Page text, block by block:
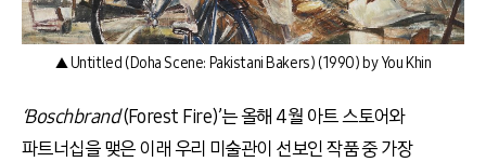
▲ Untitled (Doha Scene: Pakistani Bakers) (1990) by You Khin
‘Boschbrand(Forest Fire)’는 올해 4월 아트 스토어와
파트너십을 맺은 이래 우리 미술관이 선보인 작품 중 가장